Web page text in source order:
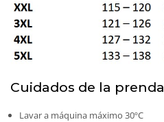
Cuidados de la prenda
Lavar a máquina máximo 30ºC